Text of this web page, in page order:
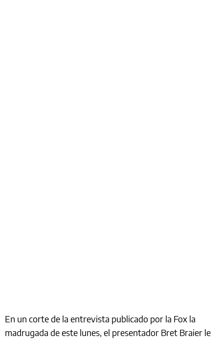
En un corte de la entrevista publicado por la Fox la
madrugada de este lunes, el presentador Bret Braier le